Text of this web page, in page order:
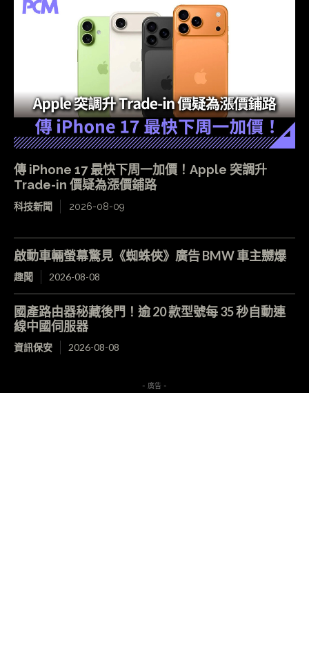
傳 iPhone 17 最快下周一加價！Apple 突調升
Trade-in 價疑為漲價鋪路
科技新聞 2026-08-09
啟動車輛螢幕驚見《蜘蛛俠》廣告 BMW 車主嬲爆
趣聞 2026-08-08
國產路由器秘藏後門！逾 20 款型號每 35 秒自動連
線中國伺服器
資訊保安 2026-08-08
- 廣告 -